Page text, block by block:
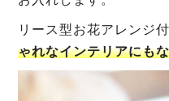
リース型お花アレンジ
ゃれなインテリアにも